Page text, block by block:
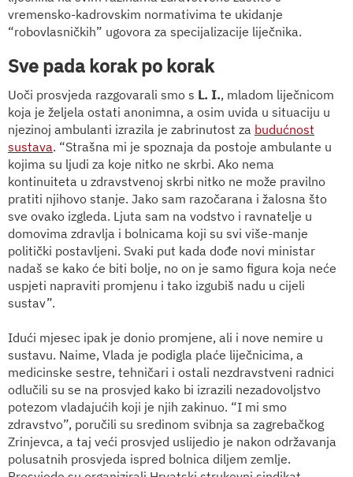
vremensko-kadrovskim normativima te ukidanje
“robovlasničkih” ugovora za specijalizacije liječnika.
Sve pada korak po korak
Uoči prosvjeda razgovarali smo s L. I., mladom liječnicom
koja je željela ostati anonimna, a osim uvida u situaciju u
njezinoj ambulanti izrazila je zabrinutost za budućnost
sustava. “Strašna mi je spoznaja da postoje ambulante u
kojima su ljudi za koje nitko ne skrbi. Ako nema
kontinuiteta u zdravstvenoj skrbi nitko ne može pravilno
pratiti njihovo stanje. Jako sam razočarana i žalosna što
sve ovako izgleda. Ljuta sam na vodstvo i ravnatelje u
domovima zdravlja i bolnicama koji su svi više-manje
politički postavljeni. Svaki put kada dođe novi ministar
nadaš se kako će biti bolje, no on je samo figura koja neće
uspjeti napraviti promjenu i tako izgubiš nadu u cijeli
sustav”.
Idući mjesec ipak je donio promjene, ali i nove nemire u
sustavu. Naime, Vlada je podigla plaće liječnicima, a
medicinske sestre, tehničari i ostali nezdravstveni radnici
odlučili su se na prosvjed kako bi izrazili nezadovoljstvo
potezom vladajućih koji je njih zakinuo. “I mi smo
zdravstvo”, poručili su sredinom svibnja sa zagrebačkog
Zrinjevca, a taj veći prosvjed uslijedio je nakon održavanja
polusatnih prosvjeda ispred bolnica diljem zemlje.